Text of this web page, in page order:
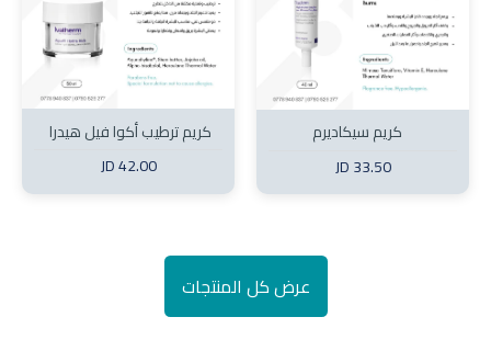
كريم سيكاديرم
33.50 JD
كريم ترطيب أكوا فيل هيدرا
ريتش (إيفا ثيرم)
42.00 JD
عرض كل المنتجات